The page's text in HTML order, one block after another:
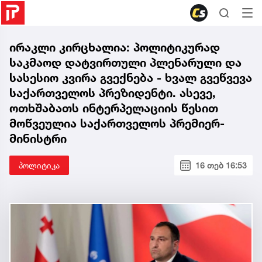
ირაკლი კირცხალია: პოლიტიკურად
საკმაოდ დატვირთული პლენარული და
სასესიო კვირა გვექნება - ხვალ გვეწვევა
საქართველოს პრეზიდენტი. ასევე,
ოთხშაბათს ინტერპელაციის წესით
მოწვეულია საქართველოს პრემიერ-
მინისტრი
პოლიტიკა 16 თებ 16:53